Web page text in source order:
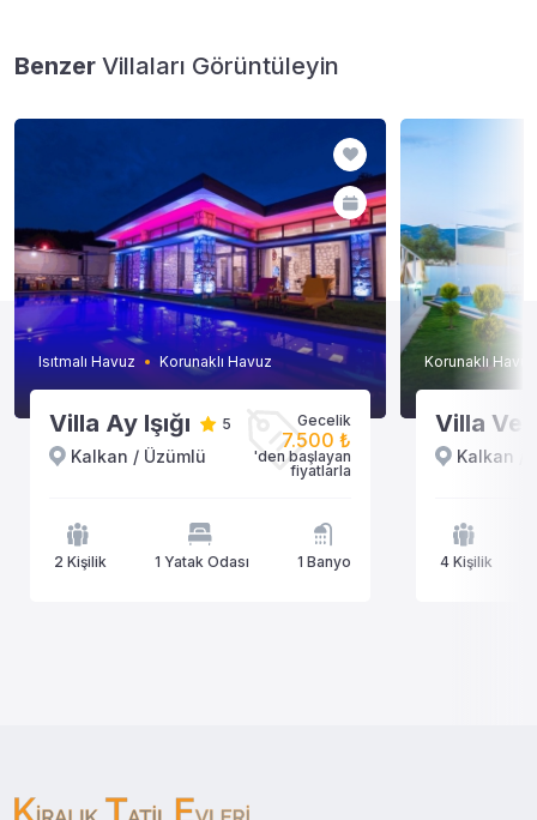
Benzer Villaları Görüntüleyin
Isıtmalı Havuz Korunaklı Havuz
Villa Ay Işığı 5
Kalkan / Üzümlü
Gecelik
7.500 ₺
'den başlayan
fiyatlarla
2 Kişilik 1 Yatak Odası 1 Banyo
Korunaklı Havuz
Villa
Kalkan /
4 Kişilik